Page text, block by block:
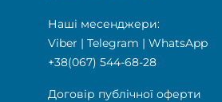
Наші месенджери:
Viber | Telegram | WhatsApp
+38(067) 544-68-28
Договір публічної оферти